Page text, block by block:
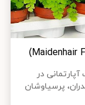
در
پرسیاوشان